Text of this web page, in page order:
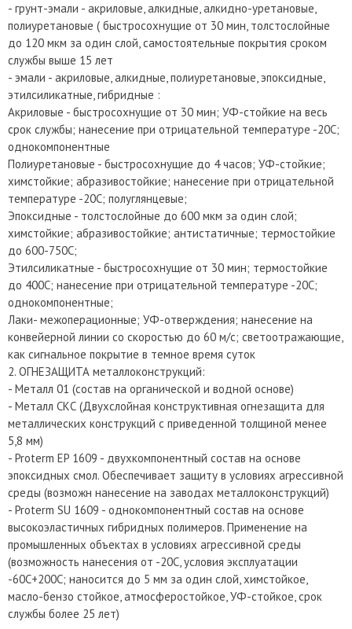
- грунт-эмали - акриловые, алкидные, алкидно-уретановые,
полиуретановые ( быстросохнущие от 30 мин, толстослойные
до 120 мкм за один слой, самостоятельные покрытия сроком
службы выше 15 лет
- эмали - акриловые, алкидные, полиуретановые, эпоксидные,
этилсиликатные, гибридные :
Акриловые - быстросохнущие от 30 мин; УФ-стойкие на весь
срок службы; нанесение при отрицательной температуре -20С;
однокомпонентные
Полиуретановые - быстросохнущие до 4 часов; УФ-стойкие;
химстойкие; абразивостойкие; нанесение при отрицательной
температуре -20С; полуглянцевые;
Эпоксидные - толстослойные до 600 мкм за один слой;
химстойкие; абразивостойкие; антистатичные; термостойкие
до 600-750С;
Этилсиликатные - быстросохнущие от 30 мин; термостойкие
до 400С; нанесение при отрицательной температуре -20С;
однокомпонентные;
Лаки- межоперационные; УФ-отверждения; нанесение на
конвейерной линии со скоростью до 60 м/с; светоотражающие,
как сигнальное покрытие в темное время суток
2. ОГНЕЗАЩИТА металлоконструкций:
- Металл 01 (состав на органической и водной основе)
- Металл СКС (Двухслойная конструктивная огнезащита для
металлических конструкций с приведенной толщиной менее
5,8 мм)
- Proterm EP 1609 - двухкомпонентный состав на основе
эпоксидных смол. Обеспечивает защиту в условиях агрессивной
среды (возможн нанесение на заводах металлоконструкций)
- Proterm SU 1609 - однокомпонентный состав на основе
высокоэластичных гибридных полимеров. Применение на
промышленных объектах в условиях агрессивной среды
(возможность нанесения от -20С, условия эксплуатации
-60С+200С; наносится до 5 мм за один слой, химстойкое,
масло-бензо стойкое, атмосферостойкое, УФ-стойкое, срок
службы более 25 лет)